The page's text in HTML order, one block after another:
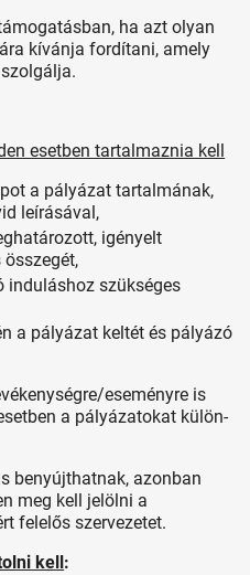
ha azt olyan
kívánja fordítani, amely
esetben tartalmaznia kell
a pályázat tartalmának,
leírásával,
igényelt
induláshoz szükséges
a pályázat keltét és pályázó
eseményre is
a pályázatokat külön-
benyújthatnak, azonban
meg kell jelölni a
felelős szervezetet.
kell: